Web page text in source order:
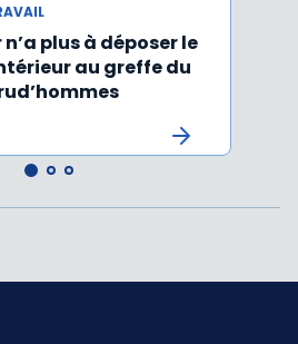
n’a plus à déposer le
au greffe du